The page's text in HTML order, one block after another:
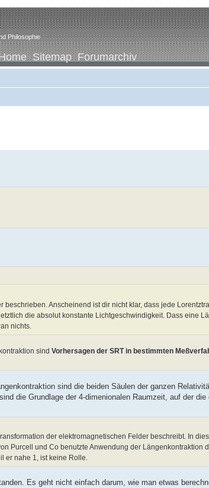
Philosophie
Sitemap Forumarchiv
Anscheinend ist dir nicht klar, dass jede
die absolut konstante Lichtgeschwindigkeit. Dass eine
nichts.
sind Vorhersagen der SRT in bestimmten
sind die beiden Säulen der ganzen
die Grundlage der 4-dimenionalen Raumzeit, auf der die
der elektromagnetischen Felder beschreibt. In
Purcell und Co benutzte Anwendung der Längenkontraktion
er nahe 1, ist keine Rolle.
Es geht nicht einfach darum, wie man etwas